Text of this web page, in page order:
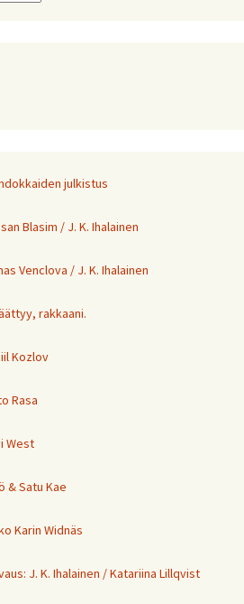
julkistus
Bla­sim / J. K. Ihalainen
Venclova / J. K. Ihalainen
rakkaani.
Kozlov
Rasa
West
& Satu Kae
Karin Widnäs
J. K. Ihalainen / Katariina Lillqvist